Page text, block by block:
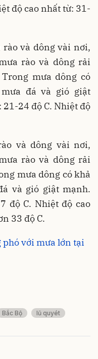
độ cao nhất từ: 31-
rào và dông vài nơi,
rào và dông rải
mưa dông có
đá và gió giật
24 độ C. Nhiệt độ
và dông vài nơi,
rào và dông rải
mưa dông có khả
và gió giật mạnh.
độ C. Nhiệt độ cao
33 độ C.
phó với mưa lớn tại
Bắc Bộ lũ quyét